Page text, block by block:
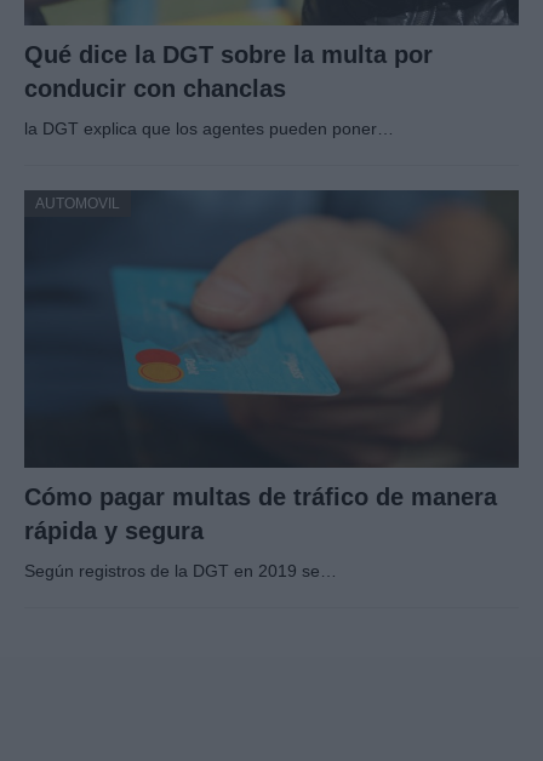
Qué dice la DGT sobre la multa por
conducir con chanclas
la DGT explica que los agentes pueden poner…
AUTOMOVIL
Cómo pagar multas de tráfico de manera
rápida y segura
Según registros de la DGT en 2019 se…